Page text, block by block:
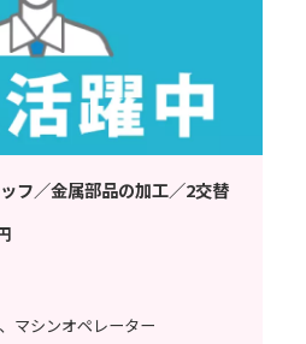
フ／金属部品の加工／2交替
マシンオペレーター